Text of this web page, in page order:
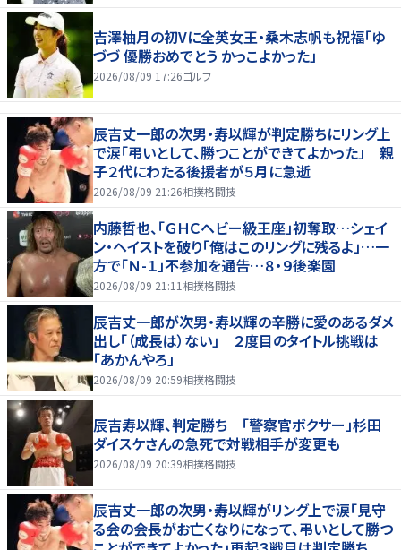
吉澤柚月の初Vに全英女王・桑木志帆も祝福「ゆ
づづ 優勝おめでとう かっこよかった」
2026/08/09 17:26ゴルフ
辰吉丈一郎の次男・寿以輝が判定勝ちにリング上
で涙「弔いとして、勝つことができてよかった」 親
子２代にわたる後援者が５月に急逝
2026/08/09 21:26相撲格闘技
内藤哲也、「ＧＨＣヘビー級王座」初奪取…シェイ
ン・ヘイストを破り「俺はこのリングに残るよ」…一
方で「Ｎ-１」不参加を通告…８・９後楽園
2026/08/09 21:11 相撲格闘技
辰吉丈一郎が次男・寿以輝の辛勝に愛のあるダメ
出し「（成長は）ない」 ２度目のタイトル挑戦は
「あかんやろ」
2026/08/09 20:59相撲格闘技
辰吉寿以輝、判定勝ち 「警察官ボクサー」杉田
ダイスケさんの急死で対戦相手が変更も
2026/08/09 20:39相撲格闘技
辰吉丈一郎の次男・寿以輝がリング上で涙「見守
る会の会長がお亡くなりになって、弔いとして勝つ